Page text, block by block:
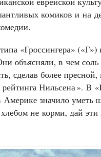
комиков и на
«Гроссингера» («Г»)
объясняли, в чем
сделав более пресной,
Нильсена». В
Америке значило уметь
не корми, дай